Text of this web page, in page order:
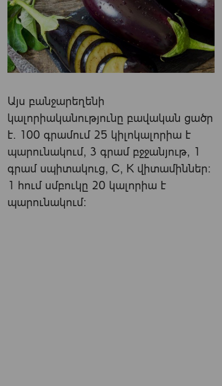
Այս բանջարեղենի
կալորիականությունը բավական ցածր
է. 100 գրամում 25 կիլոկալորիա է
պարունակում, 3 գրամ բջջանյութ, 1
գրամ սպիտակուց, C, К վիտամիններ:
1 հում սմբուկը 20 կալորիա է
պարունակում։